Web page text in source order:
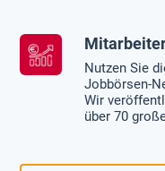
Nutzen Sie
Jobbörsen-
Wir
über 70